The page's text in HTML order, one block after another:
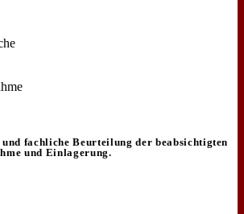
fachliche Beurteilung der beabsichtigten
und Einlagerung.